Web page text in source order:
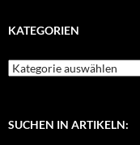
KATEGORIEN
K
a
g
SUCHEN IN ARTIKELN: